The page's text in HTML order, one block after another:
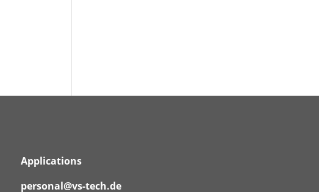
Applications
personal@vs-tech.de